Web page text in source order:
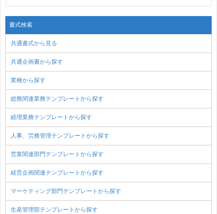
書式検索
共通書式から見る
共通企画書から探す
業種から探す
総務関連業務テンプレートから探す
経理業務テンプレートから探す
人事、労務管理テンプレートから探す
営業関連部門テンプレートから探す
経営企画関連テンプレートから探す
マーケティング部門テンプレートから探す
生産管理部テンプレートから探す